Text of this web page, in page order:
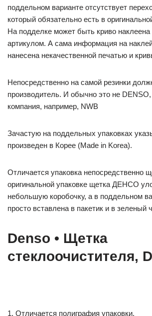
поддельном варианте отсутствует
который обязательно есть в
На подделке может быть криво наклеена
артикулом. А сама информация на
нанесена некачественной печатью и
Непосредственно на самой резинки
производитель. И обычно это не DENSO,
компания, например, NWB
Зачастую на поддельных упаковках
произведен в Корее (Made in Korea).
Отличается упаковка непосредственно
оригинальной упаковке щетка ДЕНСО
небольшую коробочку, а в поддельном
просто вставлена в пакетик и в зеленый
Denso • Щетка
стеклоочистителя,
1. Отличается полиграфия упаковки.